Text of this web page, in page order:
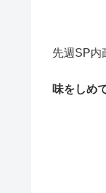
先週SP内
味をしめ